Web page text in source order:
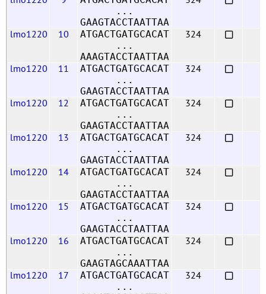
...
GAAGTACCTAATTAA
lmo1220 10
ATGACTGATGCACAT
...
AAAGTACCTAATTAA
324
lmo1220 11
ATGACTGATGCACAT
...
GAAGTACCTAATTAA
324
lmo1220 12
ATGACTGATGCACAT
...
GAAGTACCTAATTAA
324
lmo1220 13
ATGACTGATGCACAT
...
GAAGTACCTAATTAA
324
lmo1220 14
ATGACTGATGCACAT
...
GAAGTACCTAATTAA
324
lmo1220 15
ATGACTGATGCACAT
...
GAAGTACCTAATTAA
324
lmo1220 16
ATGACTGATGCACAT
...
GAAGTAGCAAATTAA
324
lmo1220 17
ATGACTGATGCACAT
...
324